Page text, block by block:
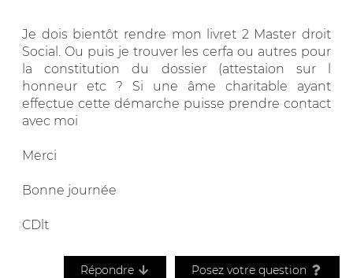
Je dois bientôt rendre mon livret 2 Master droit
Social. Ou puis je trouver les cerfa ou autres pour
la constitution du dossier (attestaion sur l
honneur etc ? Si une âme charitable ayant
effectue cette démarche puisse prendre contact
avec moi
Merci
Bonne journée
CDlt
Répondre Posez votre question